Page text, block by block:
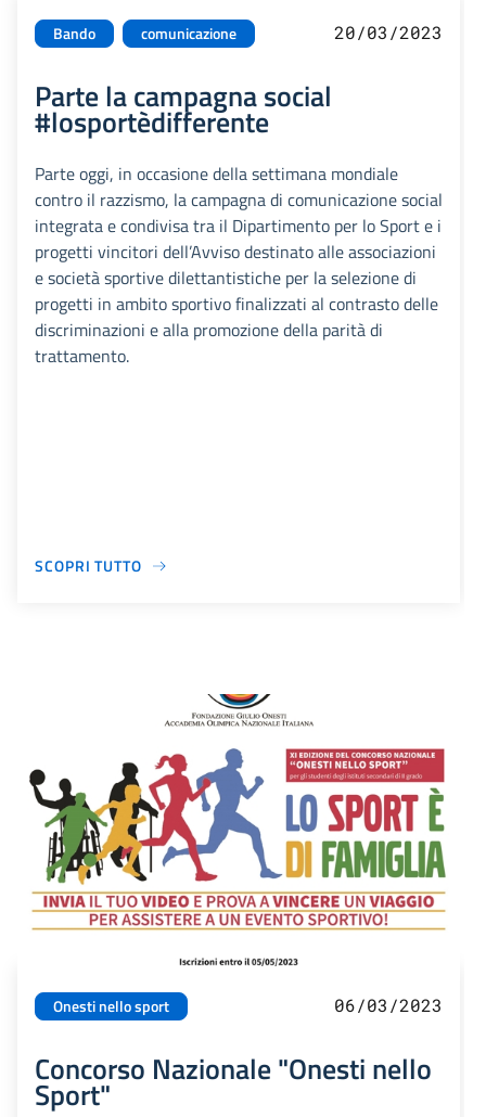
Bando comunicazione 20/03/2023
Parte la campagna social
#losportèdifferente
Parte oggi, in occasione della settimana mondiale
contro il razzismo, la campagna di comunicazione social
integrata e condivisa tra il Dipartimento per lo Sport e i
progetti vincitori dell’Avviso destinato alle associazioni
e società sportive dilettantistiche per la selezione di
progetti in ambito sportivo finalizzati al contrasto delle
discriminazioni e alla promozione della parità di
trattamento.
SCOPRI TUTTO
Onesti nello sport 06/03/2023
Concorso Nazionale "Onesti nello
Sport"